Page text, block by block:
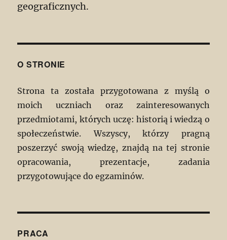
geograficznych.
O STRONIE
Strona ta została przygotowana z myślą o
moich uczniach oraz zainteresowanych
przedmiotami, których uczę: historią i wiedzą o
społeczeństwie. Wszyscy, którzy pragną
poszerzyć swoją wiedzę, znajdą na tej stronie
opracowania, prezentacje, zadania
przygotowujące do egzaminów.
PRACA